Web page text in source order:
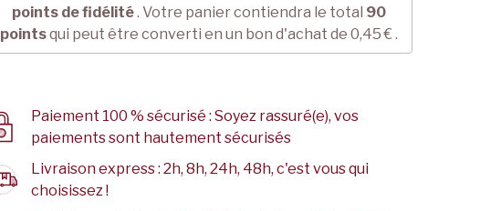
points de fidélité. Votre panier contiendra le total 90
pointsqui peut être converti en un bon d'achat de0,45 € .
Paiement 100 % sécurisé : Soyez rassuré(e), vos
paiements sont hautement sécurisés
Livraison express : 2h, 8h, 24h, 48h, c'est vous qui
choisissez !